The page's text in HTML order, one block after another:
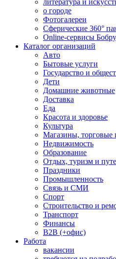
литература и
о городе
Фотогалереи
Сферические 360°
Online-сервисы
Каталог организаций
Авто
Бытовые услуги
Государство и
Дети
Домашние животные
Доставка
Еда
Красота и здоровье
Культура
Магазины, торговые
Недвижимость
Образование
Отдых, туризм и
Праздники
Промышленность
Связь и СМИ
Спорт
Строительство и
Транспорт
Финансы
B2B (+офис)
Работа
вакансии